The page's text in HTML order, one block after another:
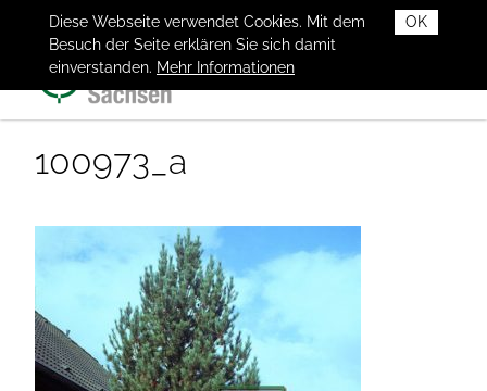
OK
Diese Webseite verwendet Cookies. Mit dem
Besuch der Seite erklären Sie sich damit
einverstanden. Mehr Informationen
100973_a